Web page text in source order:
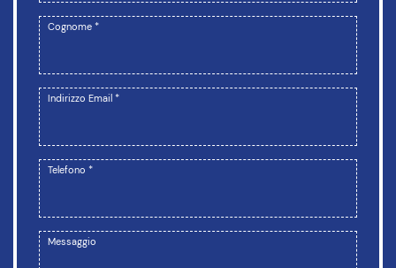
Cognome *
Indirizzo Email *
Telefono *
Messaggio